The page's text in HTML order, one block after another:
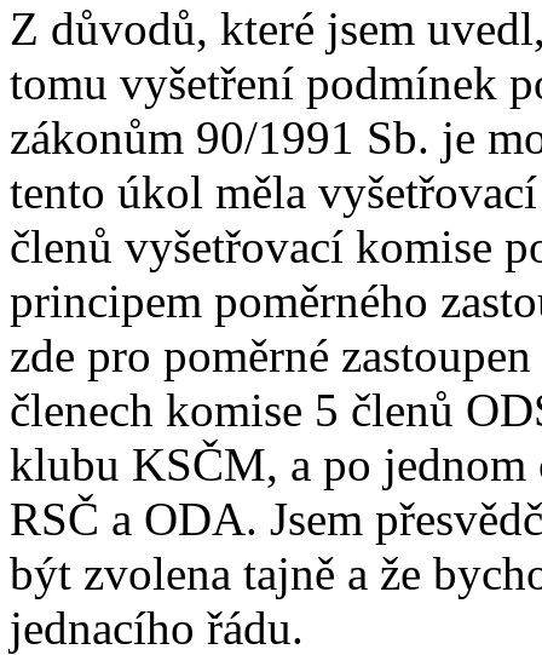
Z důvodů, které jsem
tomu vyšetření podmínek
zákonům 90/1991 Sb. je
tento úkol měla
členů vyšetřovací komise
principem poměrného
zde pro poměrné
členech komise 5 členů
klubu KSČM, a po
RSČ a ODA. Jsem
být zvolena tajně a že
jednacího řádu.